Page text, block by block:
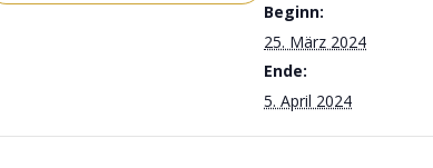
Beginn:
25. März 2024
Ende:
5. April 2024